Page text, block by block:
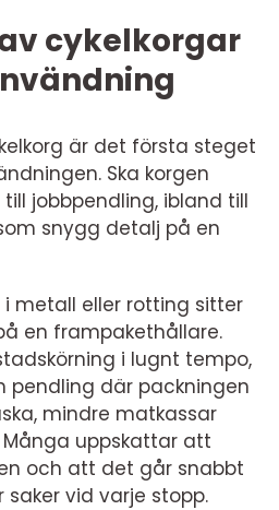
cykelkorgar
är det första steget
Ska korgen
jobbpendling, ibland till
snygg detalj på en
i metall eller rotting sitter
en frampakethållare.
i lugnt tempo,
pendling där packningen
mindre matkassar
uppskattar att
och att det går snabbt
vid varje stopp.